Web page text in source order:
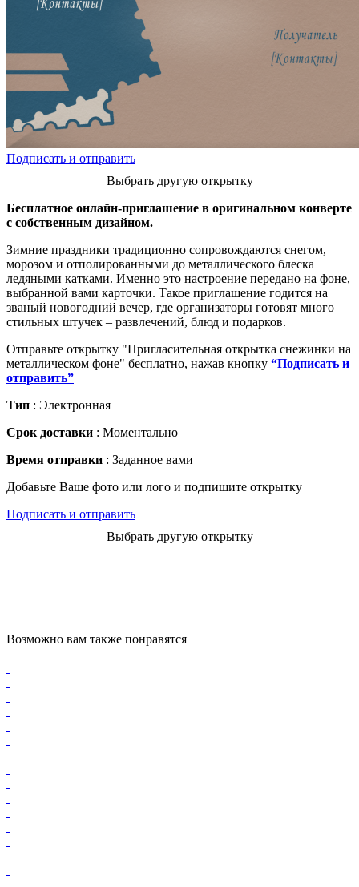
Подписать и отправить
Выбрать другую открытку
Бесплатное онлайн-приглашение в оригинальном конверте
с собственным дизайном.
Зимние праздники традиционно сопровождаются снегом,
морозом и отполированными до металлического блеска
ледяными катками. Именно это настроение передано на фоне,
выбранной вами карточки. Такое приглашение годится на
званый новогодний вечер, где организаторы готовят много
стильных штучек – развлечений, блюд и подарков.
Отправьте открытку "Пригласительная открытка снежинки на
металлическом фоне" бесплатно, нажав кнопку “Подписать и
отправить”
Тип : Электронная
Срок доставки : Моментально
Время отправки : Заданное вами
Добавьте Ваше фото или лого и подпишите открытку
Подписать и отправить
Выбрать другую открытку
Возможно вам также понравятся